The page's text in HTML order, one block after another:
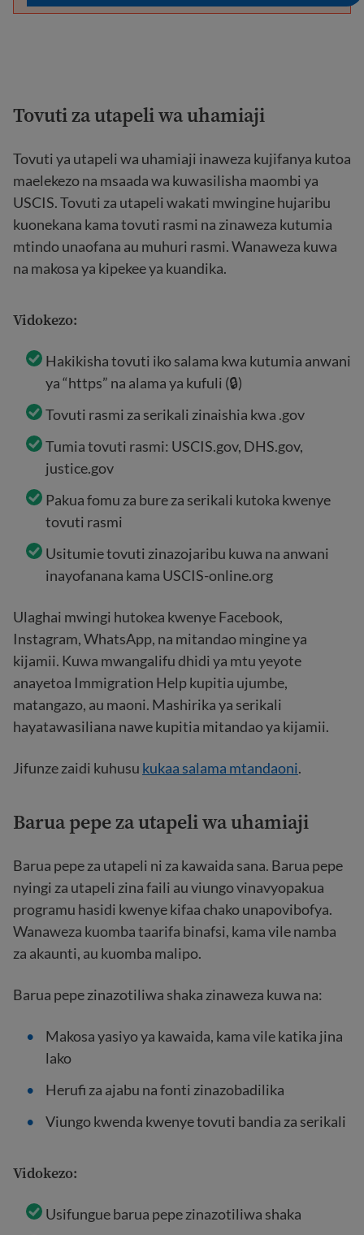
Tovuti za utapeli wa uhamiaji
Tovuti ya utapeli wa uhamiaji inaweza kujifanya kutoa
maelekezo na msaada wa kuwasilisha maombi ya
USCIS. Tovuti za utapeli wakati mwingine hujaribu
kuonekana kama tovuti rasmi na zinaweza kutumia
mtindo unaofana au muhuri rasmi. Wanaweza kuwa
na makosa ya kipekee ya kuandika.
Vidokezo:
Hakikisha tovuti iko salama kwa kutumia anwani
ya “https” na alama ya kufuli (🔒)
Tovuti rasmi za serikali zinaishia kwa .gov
Tumia tovuti rasmi: USCIS.gov, DHS.gov,
justice.gov
Pakua fomu za bure za serikali kutoka kwenye
tovuti rasmi
Usitumie tovuti zinazojaribu kuwa na anwani
inayofanana kama USCIS-online.org
Ulaghai mwingi hutokea kwenye Facebook,
Instagram, WhatsApp, na mitandao mingine ya
kijamii. Kuwa mwangalifu dhidi ya mtu yeyote
anayetoa Immigration Help kupitia ujumbe,
matangazo, au maoni. Mashirika ya serikali
hayatawasiliana nawe kupitia mitandao ya kijamii.
Jifunze zaidi kuhusu kukaa salama mtandaoni.
Barua pepe za utapeli wa uhamiaji
Barua pepe za utapeli ni za kawaida sana. Barua pepe
nyingi za utapeli zina faili au viungo vinavyopakua
programu hasidi kwenye kifaa chako unapovibofya.
Wanaweza kuomba taarifa binafsi, kama vile namba
za akaunti, au kuomba malipo.
Barua pepe zinazotiliwa shaka zinaweza kuwa na:
Makosa yasiyo ya kawaida, kama vile katika jina
lako
Herufi za ajabu na fonti zinazobadilika
Viungo kwenda kwenye tovuti bandia za serikali
Vidokezo:
Usifungue barua pepe zinazotiliwa shaka